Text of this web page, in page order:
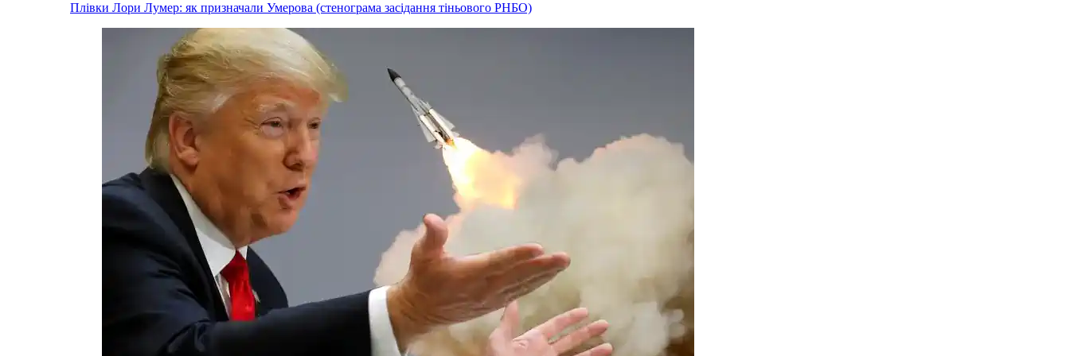
Плівки Лори Лумер: як призначали Умерова (стенограма засідання тіньового РНБО)